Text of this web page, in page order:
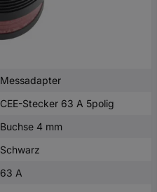
Messadapter
CEE-Stecker 63 A 5polig
Buchse 4 mm
Schwarz
63 A